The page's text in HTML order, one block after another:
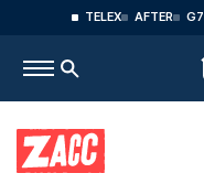
TELEX AFTER G7